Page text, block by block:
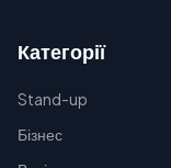
Категорії
Stand-up
Бізнес